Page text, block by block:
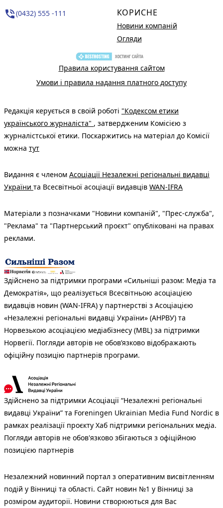
phone_in_talk(0432) 555 -111 КОРИСНЕ
Новини компаній
Огляди
Правила користування сайтом
Умови і правила надання платного доступу
Редакція керується в своїй роботі "Кодексом етики
українського журналіста" , затвердженим Комісією з
журналістської етики. Поскаржитись на матеріал до Комісії
можна тут
Видання є членом Асоціації Незалежні регіональні видавці
України та Всесвітньої асоціації видавців WAN-IFRA
Матеріали з позначками "Новини компаній", "Прес-служба",
"Реклама" та "Партнерський проєкт" опубліковані на правах
реклами.
Здійснено за підтримки програми «Сильніші разом: Медіа та
Демократія», що реалізується Всесвітньою асоціацією
видавців новин (WAN-IFRA) у партнерстві з Асоціацією
«Незалежні регіональні видавці України» (АНРВУ) та
Норвезькою асоціацією медіабізнесу (MBL) за підтримки
Норвегії. Погляди авторів не обов’язково відображають
офіційну позицію партнерів програми.
Здійснено за підтримки Асоціації “Незалежні регіональні
видавці України” та Foreningen Ukrainian Media Fund Nordic в
рамках реалізації проєкту Хаб підтримки регіональних медіа.
Погляди авторів не обов'язково збігаються з офіційною
позицією партнерів
Незалежний новинний портал з оперативним висвітленням
подій у Вінниці та області. Сайт новин №1 у Вінниці за
розміром аудиторії. Новини створюються для Вас